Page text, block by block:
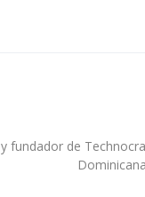
fundador de